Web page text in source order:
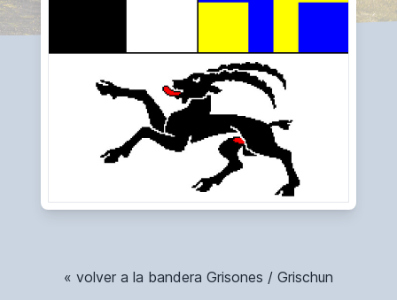
« volver a la bandera Grisones / Grischun